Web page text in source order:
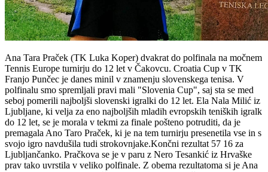
Ana Tara Praček (TK Luka Koper) dvakrat do polfinala na močnem
Tennis Europe turnirju do 12 let v Čakovcu. Croatia Cup v TK
Franjo Punčec je danes minil v znamenju slovenskega tenisa. V
polfinalu smo spremljali pravi mali "Slovenia Cup", saj sta se med
seboj pomerili najboljši slovenski igralki do 12 let. Ela Nala Milić iz
Ljubljane, ki velja za eno najboljših mladih evropskih teniških igralk
do 12 let, se je morala v tekmi za finale pošteno potruditi, da je
premagala Ano Taro Praček, ki je na tem turnirju presenetila vse in s
svojo igro navdušila tudi strokovnjake.Končni rezultat 57 16 za
Ljubljančanko. Pračkova se je v paru z Nero Tesankić iz Hrvaške
prav tako uvrstila v veliko polfinale. Z obema rezultatoma si je Ana